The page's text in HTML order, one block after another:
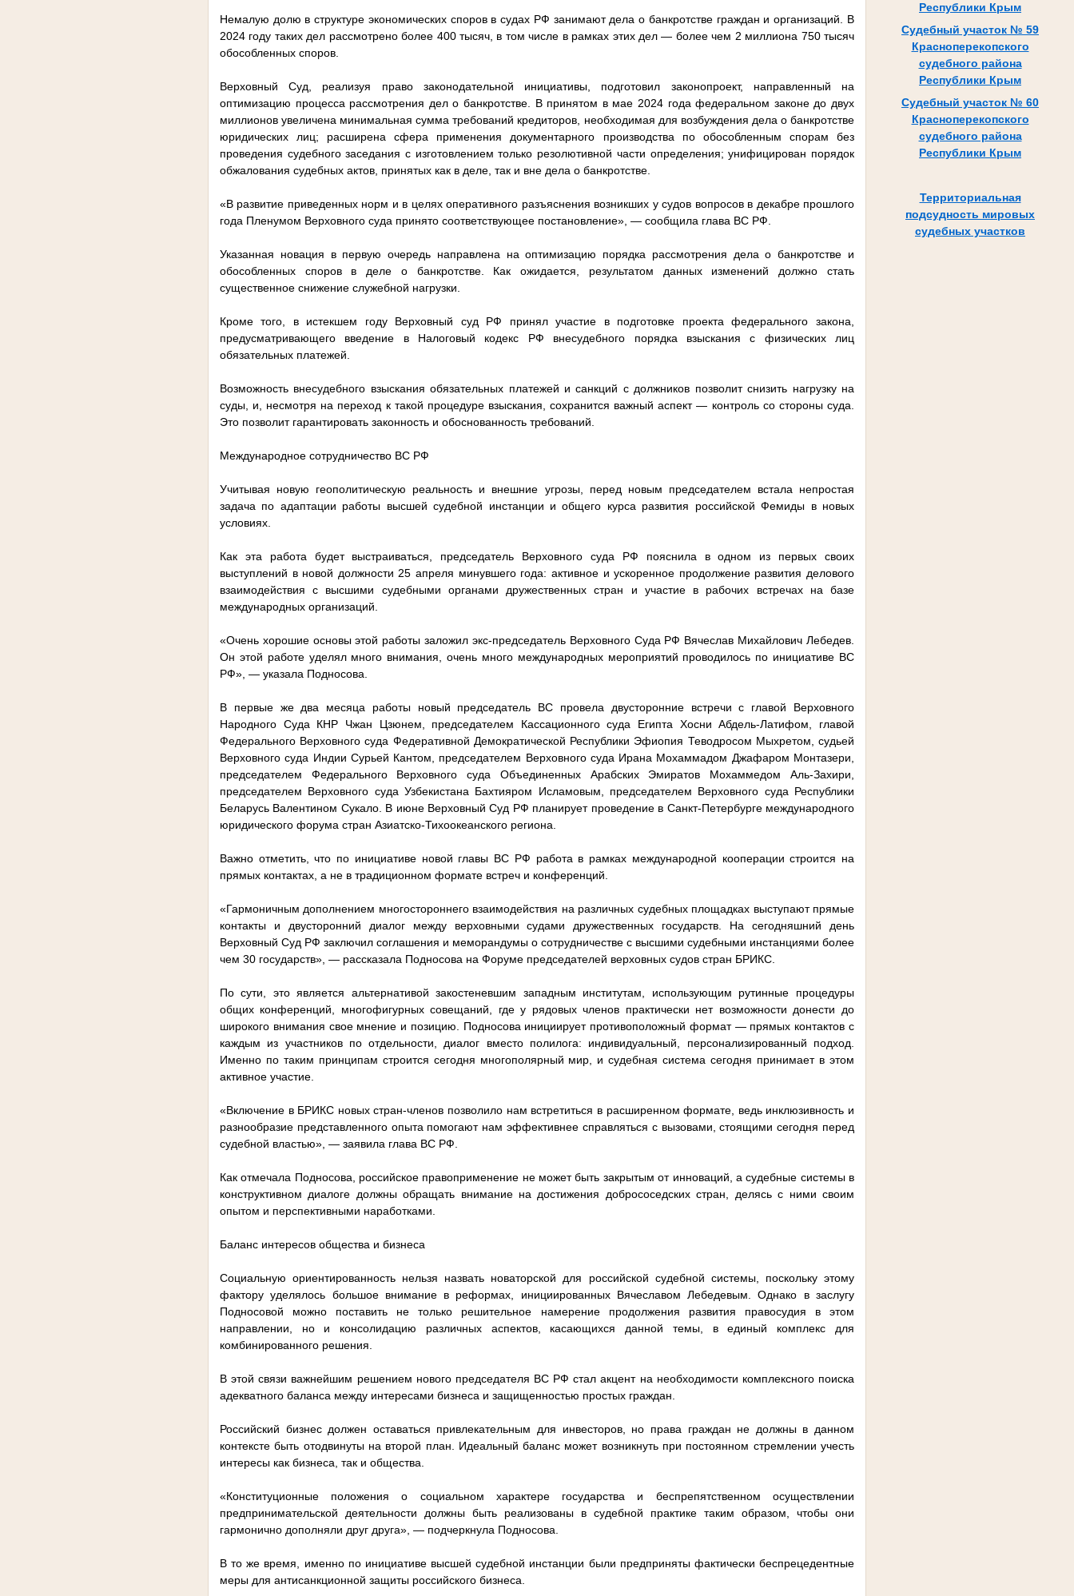
Республики Крым
Судебный участок № 59
Красноперекопского
судебного района
Республики Крым
Судебный участок № 60
Красноперекопского
судебного района
Республики Крым
Территориальная
подсудность мировых
судебных участков
Немалую долю в структуре экономических споров в судах РФ занимают дела о банкротстве граждан и организаций. В
2024 году таких дел рассмотрено более 400 тысяч, в том числе в рамках этих дел — более чем 2 миллиона 750 тысяч
обособленных споров.
Верховный Суд, реализуя право законодательной инициативы, подготовил законопроект, направленный на
оптимизацию процесса рассмотрения дел о банкротстве. В принятом в мае 2024 года федеральном законе до двух
миллионов увеличена минимальная сумма требований кредиторов, необходимая для возбуждения дела о банкротстве
юридических лиц; расширена сфера применения документарного производства по обособленным спорам без
проведения судебного заседания с изготовлением только резолютивной части определения; унифицирован порядок
обжалования судебных актов, принятых как в деле, так и вне дела о банкротстве.
«В развитие приведенных норм и в целях оперативного разъяснения возникших у судов вопросов в декабре прошлого
года Пленумом Верховного суда принято соответствующее постановление», — сообщила глава ВС РФ.
Указанная новация в первую очередь направлена на оптимизацию порядка рассмотрения дела о банкротстве и
обособленных споров в деле о банкротстве. Как ожидается, результатом данных изменений должно стать
существенное снижение служебной нагрузки.
Кроме того, в истекшем году Верховный суд РФ принял участие в подготовке проекта федерального закона,
предусматривающего введение в Налоговый кодекс РФ внесудебного порядка взыскания с физических лиц
обязательных платежей.
Возможность внесудебного взыскания обязательных платежей и санкций с должников позволит снизить нагрузку на
суды, и, несмотря на переход к такой процедуре взыскания, сохранится важный аспект — контроль со стороны суда.
Это позволит гарантировать законность и обоснованность требований.
Международное сотрудничество ВС РФ
Учитывая новую геополитическую реальность и внешние угрозы, перед новым председателем встала непростая
задача по адаптации работы высшей судебной инстанции и общего курса развития российской Фемиды в новых
условиях.
Как эта работа будет выстраиваться, председатель Верховного суда РФ пояснила в одном из первых своих
выступлений в новой должности 25 апреля минувшего года: активное и ускоренное продолжение развития делового
взаимодействия с высшими судебными органами дружественных стран и участие в рабочих встречах на базе
международных организаций.
«Очень хорошие основы этой работы заложил экс-председатель Верховного Суда РФ Вячеслав Михайлович Лебедев.
Он этой работе уделял много внимания, очень много международных мероприятий проводилось по инициативе ВС
РФ», — указала Подносова.
В первые же два месяца работы новый председатель ВС провела двусторонние встречи с главой Верховного
Народного Суда КНР Чжан Цзюнем, председателем Кассационного суда Египта Хосни Абдель-Латифом, главой
Федерального Верховного суда Федеративной Демократической Республики Эфиопия Теводросом Мыхретом, судьей
Верховного суда Индии Сурьей Кантом, председателем Верховного суда Ирана Мохаммадом Джафаром Монтазери,
председателем Федерального Верховного суда Объединенных Арабских Эмиратов Мохаммедом Аль-Захири,
председателем Верховного суда Узбекистана Бахтияром Исламовым, председателем Верховного суда Республики
Беларусь Валентином Сукало. В июне Верховный Суд РФ планирует проведение в Санкт-Петербурге международного
юридического форума стран Азиатско-Тихоокеанского региона.
Важно отметить, что по инициативе новой главы ВС РФ работа в рамках международной кооперации строится на
прямых контактах, а не в традиционном формате встреч и конференций.
«Гармоничным дополнением многостороннего взаимодействия на различных судебных площадках выступают прямые
контакты и двусторонний диалог между верховными судами дружественных государств. На сегодняшний день
Верховный Суд РФ заключил соглашения и меморандумы о сотрудничестве с высшими судебными инстанциями более
чем 30 государств», — рассказала Подносова на Форуме председателей верховных судов стран БРИКС.
По сути, это является альтернативой закостеневшим западным институтам, использующим рутинные процедуры
общих конференций, многофигурных совещаний, где у рядовых членов практически нет возможности донести до
широкого внимания свое мнение и позицию. Подносова инициирует противоположный формат — прямых контактов с
каждым из участников по отдельности, диалог вместо полилога: индивидуальный, персонализированный подход.
Именно по таким принципам строится сегодня многополярный мир, и судебная система сегодня принимает в этом
активное участие.
«Включение в БРИКС новых стран-членов позволило нам встретиться в расширенном формате, ведь инклюзивность и
разнообразие представленного опыта помогают нам эффективнее справляться с вызовами, стоящими сегодня перед
судебной властью», — заявила глава ВС РФ.
Как отмечала Подносова, российское правоприменение не может быть закрытым от инноваций, а судебные системы в
конструктивном диалоге должны обращать внимание на достижения добрососедских стран, делясь с ними своим
опытом и перспективными наработками.
Баланс интересов общества и бизнеса
Социальную ориентированность нельзя назвать новаторской для российской судебной системы, поскольку этому
фактору уделялось большое внимание в реформах, инициированных Вячеславом Лебедевым. Однако в заслугу
Подносовой можно поставить не только решительное намерение продолжения развития правосудия в этом
направлении, но и консолидацию различных аспектов, касающихся данной темы, в единый комплекс для
комбинированного решения.
В этой связи важнейшим решением нового председателя ВС РФ стал акцент на необходимости комплексного поиска
адекватного баланса между интересами бизнеса и защищенностью простых граждан.
Российский бизнес должен оставаться привлекательным для инвесторов, но права граждан не должны в данном
контексте быть отодвинуты на второй план. Идеальный баланс может возникнуть при постоянном стремлении учесть
интересы как бизнеса, так и общества.
«Конституционные положения о социальном характере государства и беспрепятственном осуществлении
предпринимательской деятельности должны быть реализованы в судебной практике таким образом, чтобы они
гармонично дополняли друг друга», — подчеркнула Подносова.
В то же время, именно по инициативе высшей судебной инстанции были предприняты фактически беспрецедентные
меры для антисанкционной защиты российского бизнеса.